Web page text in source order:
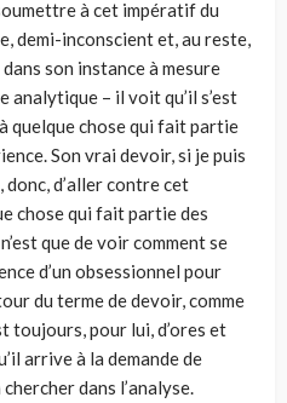
à cet impératif du
demi-inconscient et, au reste,
son instance à mesure
– il voit qu’il s’est
quelque chose qui fait partie
Son vrai devoir, si je puis
donc, d’aller contre cet
chose qui fait partie des
que de voir comment se
d’un obsessionnel pour
du terme de devoir, comme
toujours, pour lui, d’ores et
arrive à la demande de
dans l’analyse.